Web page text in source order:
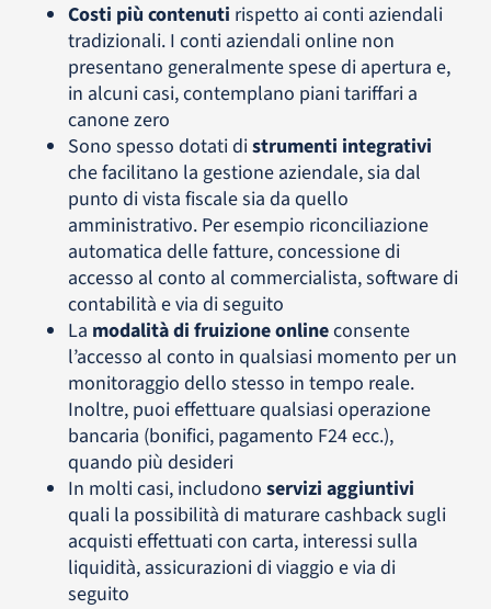
Costi più contenuti rispetto ai conti aziendali
tradizionali. I conti aziendali online non
presentano generalmente spese di apertura e,
in alcuni casi, contemplano piani tariffari a
canone zero
Sono spesso dotati distrumenti integrativi
che facilitano la gestione aziendale, sia dal
punto di vista fiscale sia da quello
amministrativo. Per esempio riconciliazione
automatica delle fatture, concessione di
accesso al conto al commercialista, software di
contabilità e via di seguito
La modalità di fruizione onlineconsente
l’accesso al conto in qualsiasi momento per un
monitoraggio dello stesso in tempo reale.
Inoltre, puoi effettuare qualsiasi operazione
bancaria (bonifici, pagamento F24 ecc.),
quando più desideri
In molti casi, includono servizi aggiuntivi
quali la possibilità di maturare cashback sugli
acquisti effettuati con carta, interessi sulla
liquidità, assicurazioni di viaggio e via di
seguito